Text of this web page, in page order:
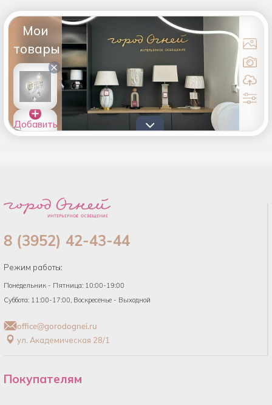
Мои
товары
×
Добавить
товары в
8 (3952) 42-43-44
Режим работы:
Понедельник - Пятница: 10:00-19:00
Суббота: 11:00-17:00, Воскресенье - Выходной
office@gorodognei.ru
ул. Академическая 28/1
Покупателям